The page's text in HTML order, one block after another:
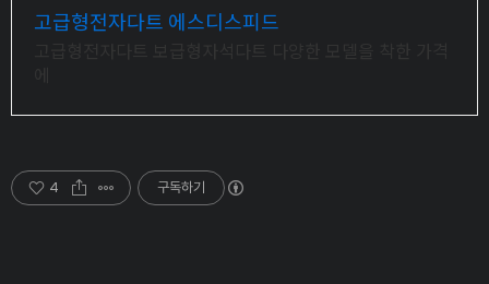
고급형전자다트 에스디스피드
4 구독하기